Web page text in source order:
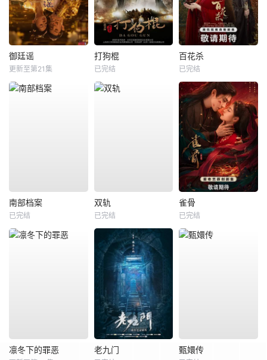
御廷谣
更新至第21集
打狗棍
已完结
百花杀
已完结
南部档案
已完结
双轨
已完结
雀骨
已完结
凛冬下的罪恶 老九门 甄嬛传